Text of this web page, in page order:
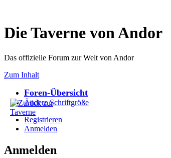
Die Taverne von Andor
Das offizielle Forum zur Welt von Andor
Zum Inhalt
Foren-Übersicht
Ändere Schriftgröße
Registrieren
Anmelden
Anmelden